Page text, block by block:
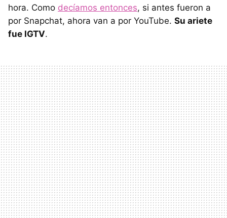
hora. Como decíamos entonces, si antes fueron a
por Snapchat, ahora van a por YouTube. Su ariete
fue IGTV.